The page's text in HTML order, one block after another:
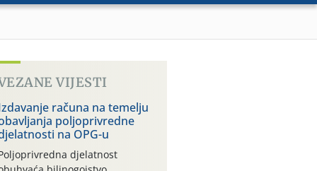
VIJESTI
računa na temelju
poljoprivredne
na OPG-u
djelatnost